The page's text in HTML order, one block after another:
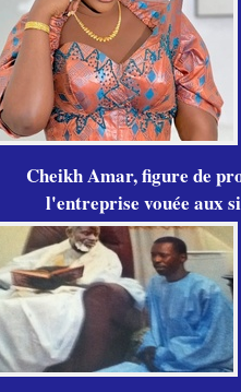
Cheikh Amar, figure de
l'entreprise vouée aux